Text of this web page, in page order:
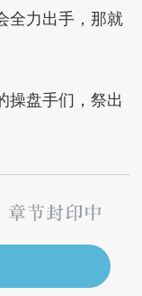
全力出手，那就
操盘手们，祭出